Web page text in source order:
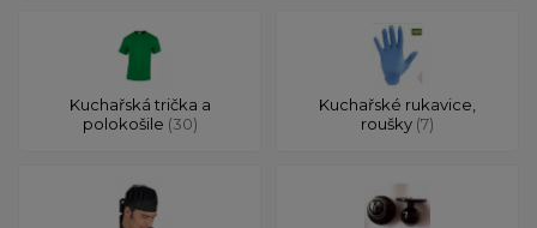
Kuchařská trička a
polokošile (30)
Kuchařské rukavice,
roušky (7)